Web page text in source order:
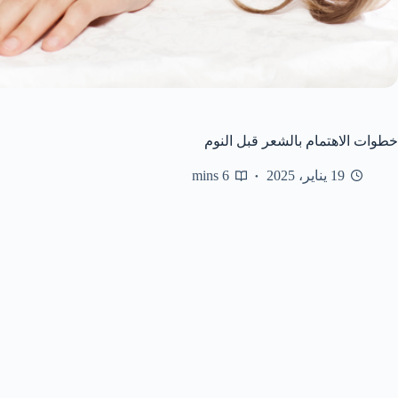
خطوات الاهتمام بالشعر قبل النوم
19 يناير، 2025 6 mins